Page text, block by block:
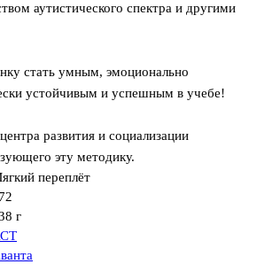
аутистического спектра и другими
стать умным, эмоционально
устойчивым и успешным в учебе!
развития и социализации
эту методику.
переплёт
г